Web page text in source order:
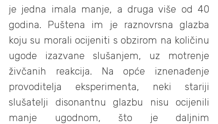
je jedna imala manje, a druga više od 40
godina. Puštena im je raznovrsna glazba
koju su morali ocijeniti s obzirom na količinu
ugode izazvane slušanjem, uz motrenje
živčanih reakcija. Na opće iznenađenje
provoditelja eksperimenta, neki stariji
slušatelji disonantnu glazbu nisu ocijenili
manje ugodnom, što je daljnim